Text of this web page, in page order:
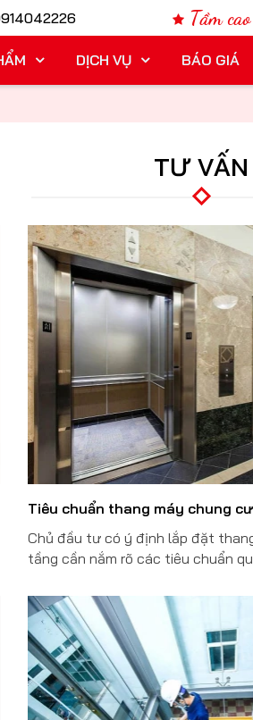
Tầm
DỊCH VỤ BÁO GIÁ
TƯ VẤN
Tiêu chuẩn thang máy chung cư
Chủ đầu tư có ý định lắp đặt
tầng cần nắm rõ các tiêu chuẩn
tiêu chuẩn thang máy chung cư
những gì, tham khảo bài viết này
ích nhé.